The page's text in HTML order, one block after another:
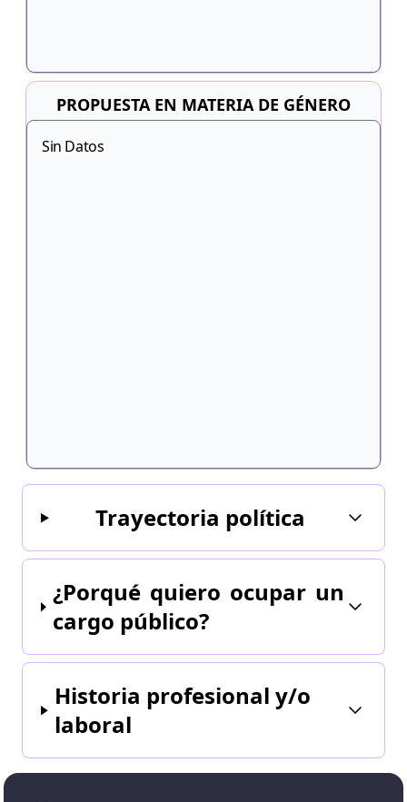
PROPUESTA EN MATERIA DE GÉNERO
Sin Datos
Trayectoria política
¿Porqué quiero ocupar un
cargo público?
Historia profesional y/o
laboral